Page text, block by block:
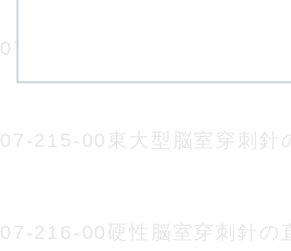
07-206-01九大型生検針の直
07-215-00東大型脳室穿刺針
07-216-00硬性脳室穿刺針の